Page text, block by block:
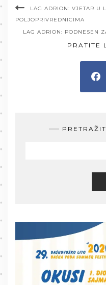
LAG ADRION: VJETAR U
POLJOPRIVREDNICIMA
LAG ADRION: PODNESEN
PRATITE